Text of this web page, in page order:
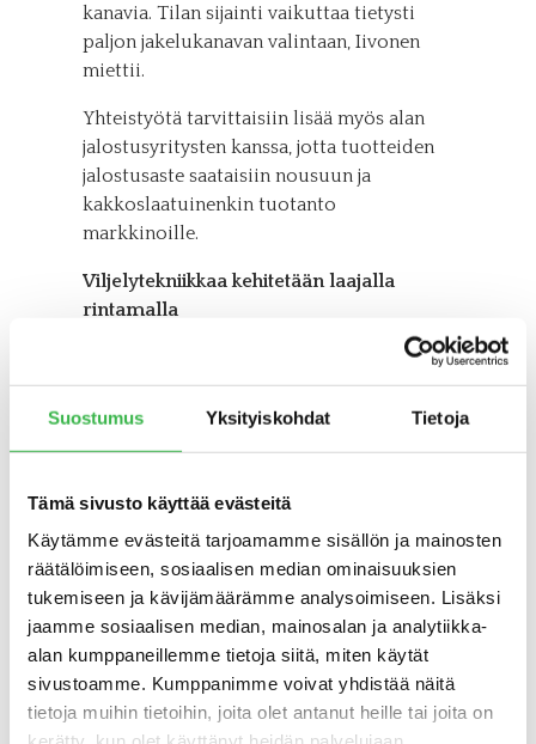
Suostumus Yksityiskohdat Tietoja
Tämä sivusto käyttää evästeitä
Käytämme evästeitä tarjoamamme sisällön ja mainosten
räätälöimiseen, sosiaalisen median ominaisuuksien
tukemiseen ja kävijämäärämme analysoimiseen. Lisäksi
jaamme sosiaalisen median, mainosalan ja analytiikka-
alan kumppaneillemme tietoja siitä, miten käytät
sivustoamme. Kumppanimme voivat yhdistää näitä
tietoja muihin tietoihin, joita olet antanut heille tai joita on
kanavia. Tilan sijainti vaikuttaa tietysti
paljon jakelukanavan valintaan, Iivonen
miettii.
Yhteistyötä tarvittaisiin lisää myös alan
jalostusyritysten kanssa, jotta tuotteiden
jalostusaste saataisiin nousuun ja
kakkoslaatuinenkin tuotanto
markkinoille.
Viljelytekniikkaa kehitetään laajalla
rintamalla
MTT:ssä on myös meneillään viime vuonna
aloitettu laaja tutkimushanke, joka
pureutuu tärkeimpien
Terhi Suojala-AhlforsMTT:stä toteaa, että
luomussa on yhä haasteita rikkakasvien ja
kasvitautien torjunnassa. Keinoja etsitään
mm. luomusipulintuotantoa piinaavien
Fusarium
-homesienten saamiseksi
hallintaan.
– Tautiongelma on niin suuri, että se
uhkaa koko luomusipulintuotantoa,